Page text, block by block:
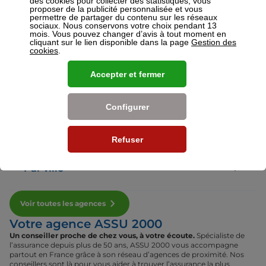
Voir plus
Nos établissements
Par département
Par ville
Voir toutes les agences
Votre agence ASSU 2000
Un conseiller proche de chez vous, à votre écoute. Spécialiste de
l’assurance depuis plus de 50 ans, ASSU 2000 vous accompagne
partout en France grâce à son réseau d’agences de proximité. Nos
conseillers sont là pour vous aider à trouver l’assurance la plus
proposer de la publicité personnalisée et vous
permettre de partager du contenu sur les réseaux
sociaux. Nous conservons votre choix pendant 13
mois. Vous pouvez changer d’avis à tout moment en
cliquant sur le lien disponible dans la page Gestion des
cookies
Refuser
Configurer
Accepter et fermer